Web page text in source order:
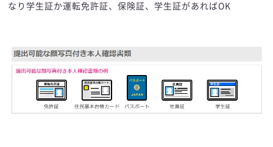
なり学生証か運転免許証、保険証、学生証があればOK